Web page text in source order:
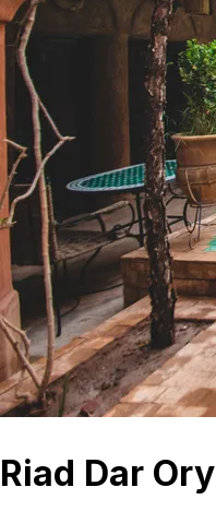
Riad Dar Ory